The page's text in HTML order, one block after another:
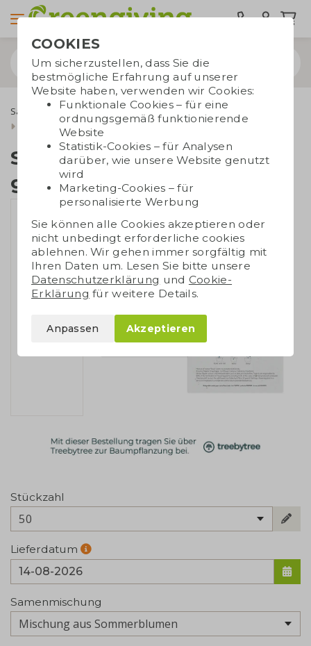
Samenpapier
Samenpapier A3 / A4 / A5 / A6
Samenpapier A4 | 120 gr./m2
Samenpapier A4 | 120
gr./m2
Stückzahl
50
Lieferdatum
Samenmischung
COOKIES
Um sicherzustellen, dass Sie die
bestmögliche Erfahrung auf unserer
Website haben, verwenden wir Cookies:
Funktionale Cookies – für eine
ordnungsgemäß funktionierende
Website
Statistik-Cookies – für Analysen
darüber, wie unsere Website genutzt
wird
Marketing-Cookies – für
personalisierte Werbung
Sie können alle Cookies akzeptieren oder
nicht unbedingt erforderliche cookies
ablehnen. Wir gehen immer sorgfältig mit
Ihren Daten um. Lesen Sie bitte unsere
Datenschutzerklärung und Cookie-
Erklärung für weitere Details.
Anpassen Akzeptieren